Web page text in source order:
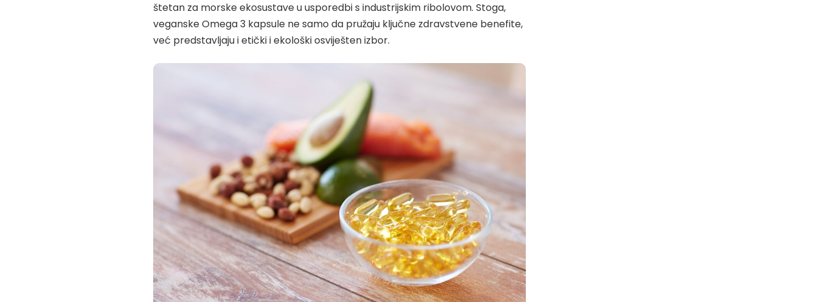
štetan za morske ekosustave u usporedbi s industrijskim ribolovom. Stoga,
veganske Omega 3 kapsule ne samo da pružaju ključne zdravstvene benefite,
već predstavljaju i etički i ekološki osviješten izbor.